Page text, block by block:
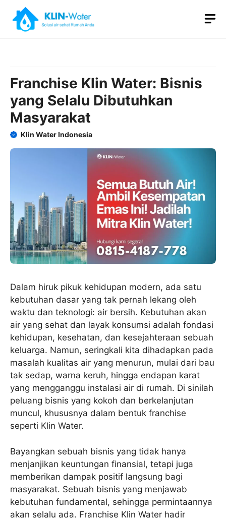
content
Franchise Klin Water: Bisnis
yang Selalu Dibutuhkan
Masyarakat
Klin Water Indonesia
Dalam hiruk pikuk kehidupan modern, ada satu
kebutuhan dasar yang tak pernah lekang oleh
waktu dan teknologi: air bersih. Kebutuhan akan
air yang sehat dan layak konsumsi adalah fondasi
kehidupan, kesehatan, dan kesejahteraan sebuah
keluarga. Namun, seringkali kita dihadapkan pada
masalah kualitas air yang menurun, mulai dari bau
tak sedap, warna keruh, hingga endapan karat
yang mengganggu instalasi air di rumah. Di sinilah
peluang bisnis yang kokoh dan berkelanjutan
muncul, khususnya dalam bentuk franchise
seperti Klin Water.
Bayangkan sebuah bisnis yang tidak hanya
menjanjikan keuntungan finansial, tetapi juga
memberikan dampak positif langsung bagi
masyarakat. Sebuah bisnis yang menjawab
kebutuhan fundamental, sehingga permintaannya
akan selalu ada. Franchise Klin Water hadir